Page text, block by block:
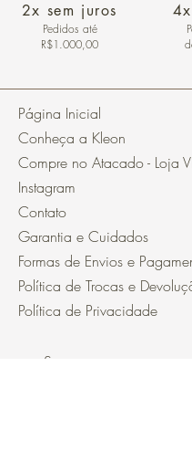
2x sem juros
Pedidos até
R$1.000,00
Página Inicial
Conheça a Kleon
Compre no Atacado - Loja
Instagram
Contato
Garantia e Cuidados
Formas de Envios e
Política de Trocas e
Política de Privacidade
Segurança